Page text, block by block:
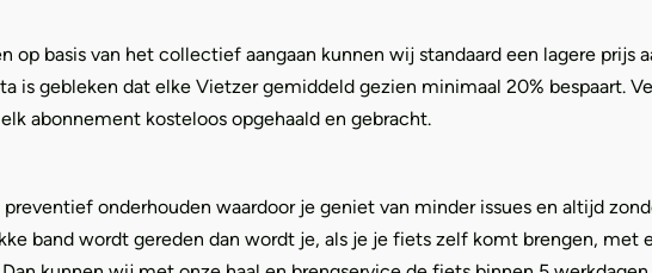
basis van het collectief aangaan kunnen wij standaard een lagere prijs
is gebleken dat elke Vietzer gemiddeld gezien minimaal 20% bespaart.
abonnement kosteloos opgehaald en gebracht.
onderhouden waardoor je geniet van minder issues en altijd
band wordt gereden dan wordt je, als je je fiets zelf komt brengen, met